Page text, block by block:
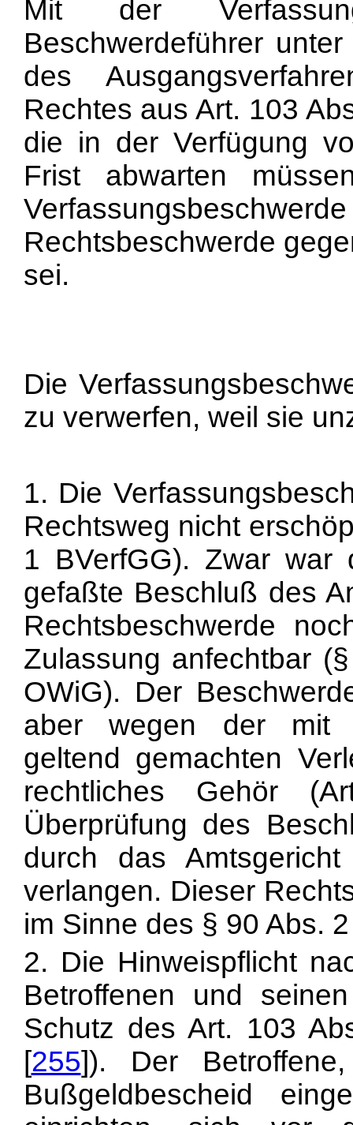
Mit der
Beschwerdeführer
des
Rechtes aus Art. 103
die in der Verfügung
Frist abwarten
Rechtsbeschwerde
sei.
Die
zu verwerfen, weil sie
1. Die
Rechtsweg nicht
1 BVerfGG). Zwar
gefaßte Beschluß des
Rechtsbeschwerde
Zulassung anfechtbar
OWiG). Der
aber wegen der mit
geltend gemachten
rechtliches Gehör
Überprüfung des
durch das
verlangen. Dieser
im Sinne des § 90 Abs.
2. Die Hinweispflicht
Betroffenen und
Schutz des Art. 103
[255]). Der
Bußgeldbescheid